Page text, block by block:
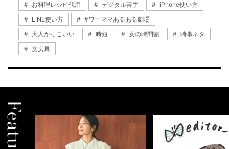
お料理レシピ代用
デジタル苦手
iPhone使い方
LINE使い方
#ワーママあるある劇場
大人かっこいい
時短 女の時間割
時事ネタ
文房具